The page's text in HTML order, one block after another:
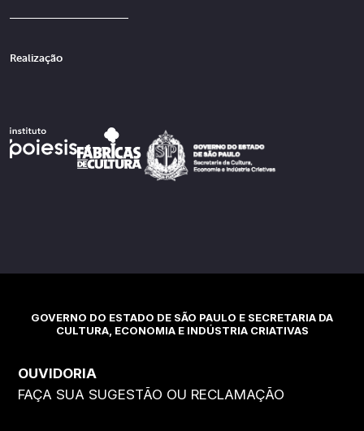
Realização
GOVERNO DO ESTADO DE SÃO PAULO E SECRETARIA DA
CULTURA, ECONOMIA E INDÚSTRIA CRIATIVAS
OUVIDORIA
FAÇA SUA SUGESTÃO OU RECLAMAÇÃO